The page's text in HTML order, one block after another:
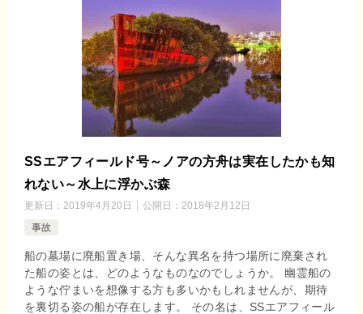
SSエアフィールド号～ノアの方舟は実在したかも知
れない～水上に浮かぶ森
更新日： 2019年4月20日 公開日： 2018年2月12日
事故
船の墓場に廃船置き場、そんな異名を持つ場所に廃棄され
た船の姿とは、どのようなものなのでしょうか。 幽霊船の
ような佇まいを想像する方も多いかもしれませんが、期待
を裏切る姿の船が存在します。 その名は、SSエアフィール